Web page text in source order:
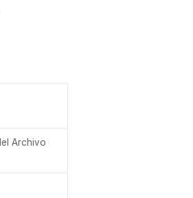
Archivo